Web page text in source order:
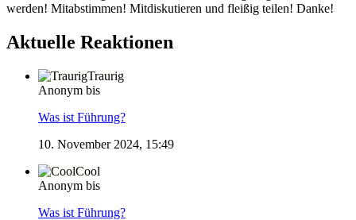
werden! Mitabstimmen! Mitdiskutieren und fleißig teilen! Danke!
Aktuelle Reaktionen
Traurig
Anonym bis
Was ist Führung?
10. November 2024, 15:49
Cool
Anonym bis
Was ist Führung?